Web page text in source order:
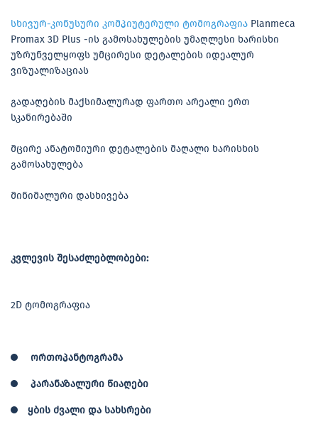
სხივურ-კონუსური კომპიუტერული ტომოგრაფია Planmeca
Promax 3D Plus -ის გამოსახულების უმაღლესი ხარისხი
უზრუნველყოფს უმცირესი დეტალების იდეალურ
ვიზუალიზაციას
გადაღების მაქსიმალურად ფართო არეალი ერთ
სკანირებაში
მცირე ანატომიური დეტალების მაღალი ხარისხის
გამოსახულება
მინიმალური დასხივება
კვლევის შესაძლებლობები:
2D ტომოგრაფია
ორთოპანტოგრამა
პარანაზალური წიაღები
ყბის ძვალი და სახსრები